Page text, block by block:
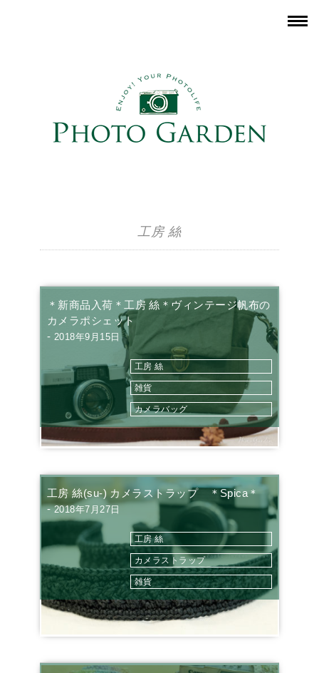
工房 絲
＊新商品入荷＊工房 絲＊ヴィンテージ帆布の
カメラポシェット
- 2018年9月15日
工房 絲
雑貨
カメラバッグ
工房 絲(su-) カメラストラップ ＊Spica＊
-2018年7月27日
工房 絲
カメラストラップ
雑貨